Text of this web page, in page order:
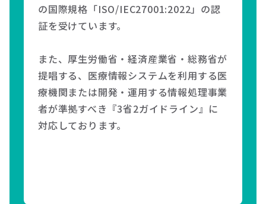
の国際規格「ISO/IEC27001:2022」の認
証を受けています。
また、厚生労働省・経済産業省・総務省が
提唱する、医療情報システムを利用する医
療機関または開発・運用する情報処理事業
者が準拠すべき『3省2ガイドライン』に
対応しております。